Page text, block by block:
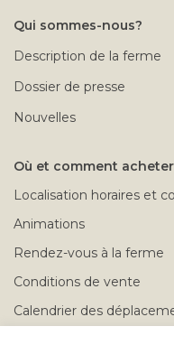
Qui sommes-nous?
Description de la ferme
Dossier de presse
Nouvelles
Où et comment
Localisation horaires et
Animations
Rendez-vous à la ferme
Conditions de vente
Calendrier des